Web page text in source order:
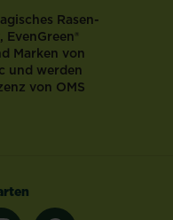
Rasen-
EvenGreen®
Marken von
und werden
von OMS